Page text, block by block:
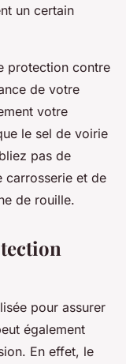
un certain
protection contre
de votre
votre
le sel de voirie
pas de
carrosserie et de
de rouille.
pour assurer
également
En effet, le